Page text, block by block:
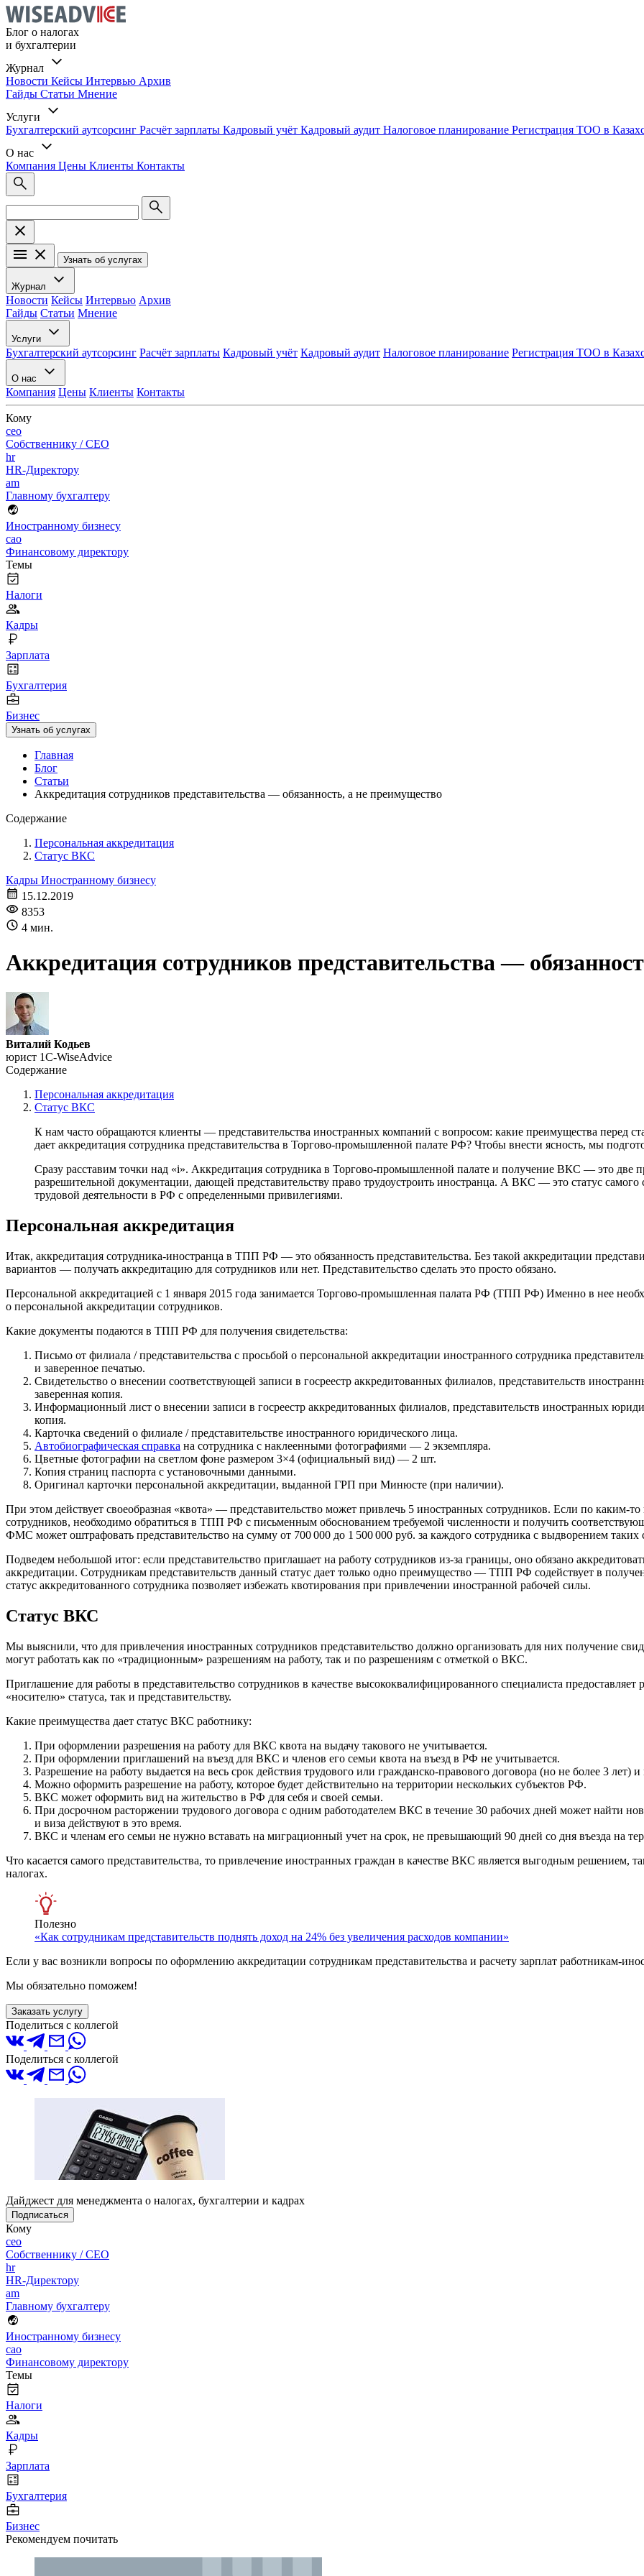
Блог о налогах
и бухгалтерии
Журнал
Новости Кейсы Интервью Архив
Гайды Статьи Мнение
Услуги
Бухгалтерский аутсорсинг Расчёт зарплаты Кадровый учёт Кадровый аудит Налоговое планирование Регистрация ТОО в
О нас
Компания Цены Клиенты Контакты
Узнать об услугах
Журнал
Новости Кейсы Интервью Архив
Гайды Статьи Мнение
Услуги
Бухгалтерский аутсорсинг Расчёт зарплаты Кадровый учёт Кадровый аудит Налоговое планирование Регистрация ТОО в
О нас
Компания Цены Клиенты Контакты
Кому
ceo
Собственнику / CEO
hr
HR-Директору
am
Главному бухгалтеру
Иностранному бизнесу
cao
Финансовому директору
Темы
Налоги
Кадры
Зарплата
Бухгалтерия
Бизнес
Узнать об услугах
Главная
Блог
Статьи
Аккредитация сотрудников представительства — обязанность, а не преимущество
Содержание
Персональная аккредитация
Статус ВКС
Кадры Иностранному бизнесу
15.12.2019
8353
4 мин.
Аккредитация сотрудников представительства —
Виталий Кодьев
юрист 1C-WiseAdvice
Содержание
Персональная аккредитация
Статус ВКС
К нам часто обращаются клиенты — представительства иностранных компаний с вопросом: какие преимущества перед
дает аккредитация сотрудника представительства в Торгово-промышленной палате РФ? Чтобы внести ясность, мы
Сразу расставим точки над «i». Аккредитация сотрудника в Торгово-промышленной палате и получение ВКС — это две
разрешительной документации, дающей представительству право трудоустроить иностранца. А ВКС — это статус самого
трудовой деятельности в РФ с определенными привилегиями.
Персональная аккредитация
Итак, аккредитация сотрудника-иностранца в ТПП РФ — это обязанность представительства. Без такой аккредитации
вариантов — получать аккредитацию для сотрудников или нет. Представительство сделать это просто обязано.
Персональной аккредитацией с 1 января 2015 года занимается Торгово-промышленная палата РФ (ТПП РФ) Именно в нее
о персональной аккредитации сотрудников.
Какие документы подаются в ТПП РФ для получения свидетельства:
Письмо от филиала / представительства с просьбой о персональной аккредитации иностранного сотрудника
и заверенное печатью.
Свидетельство о внесении соответствующей записи в госреестр аккредитованных филиалов, представительств
заверенная копия.
Информационный лист о внесении записи в госреестр аккредитованных филиалов, представительств иностранных
копия.
Карточка сведений о филиале / представительстве иностранного юридического лица.
Автобиографическая справка на сотрудника с наклеенными фотографиями — 2 экземпляра.
Цветные фотографии на светлом фоне размером 3×4 (официальный вид) — 2 шт.
Копия страниц паспорта с установочными данными.
Оригинал карточки персональной аккредитации, выданной ГРП при Минюсте (при наличии).
При этом действует своеобразная «квота» — представительство может привлечь 5 иностранных сотрудников. Если по каким-
сотрудников, необходимо обратиться в ТПП РФ с письменным обоснованием требуемой численности и получить
ФМС может оштрафовать представительство на сумму от 700 000 до 1 500 000 руб. за каждого сотрудника с выдворением
Подведем небольшой итог: если представительство приглашает на работу сотрудников из-за границы, оно обязано
аккредитации. Сотрудникам представительств данный статус дает только одно преимущество — ТПП РФ содействует в
статус аккредитованного сотрудника позволяет избежать квотирования при привлечении иностранной рабочей силы.
Статус ВКС
Мы выяснили, что для привлечения иностранных сотрудников представительство должно организовать для них получение
могут работать как по «традиционным» разрешениям на работу, так и по разрешениям с отметкой о ВКС.
Приглашение для работы в представительство сотрудников в качестве высококвалифицированного специалиста
«носителю» статуса, так и представительству.
Какие преимущества дает статус ВКС работнику:
При оформлении разрешения на работу для ВКС квота на выдачу такового не учитывается.
При оформлении приглашений на въезд для ВКС и членов его семьи квота на въезд в РФ не учитывается.
Разрешение на работу выдается на весь срок действия трудового или гражданско-правового договора (но не более 3 лет)
Можно оформить разрешение на работу, которое будет действительно на территории нескольких субъектов РФ.
ВКС может оформить вид на жительство в РФ для себя и своей семьи.
При досрочном расторжении трудового договора с одним работодателем ВКС в течение 30 рабочих дней может найти
и виза действуют в это время.
ВКС и членам его семьи не нужно вставать на миграционный учет на срок, не превышающий 90 дней со дня въезда на
Что касается самого представительства, то привлечение иностранных граждан в качестве ВКС является выгодным решением,
налогах.
Полезно
«Как сотрудникам представительств поднять доход на 24% без увеличения расходов компании»
Если у вас возникли вопросы по оформлению аккредитации сотрудникам представительства и расчету зарплат работникам-
Мы обязательно поможем!
Заказать услугу
Поделиться с коллегой
Поделиться с коллегой
Дайджест для менеджмента о налогах, бухгалтерии и кадрах
Подписаться
Кому
ceo
Собственнику / CEO
hr
HR-Директору
am
Главному бухгалтеру
Иностранному бизнесу
cao
Финансовому директору
Темы
Налоги
Кадры
Зарплата
Бухгалтерия
Бизнес
Рекомендуем почитать